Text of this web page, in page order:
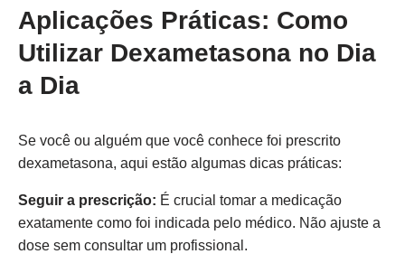
Aplicações Práticas: Como
Utilizar Dexametasona no Dia
a Dia
Se você ou alguém que você conhece foi prescrito
dexametasona, aqui estão algumas dicas práticas:
Seguir a prescrição: É crucial tomar a medicação
exatamente como foi indicada pelo médico. Não ajuste a
dose sem consultar um profissional.